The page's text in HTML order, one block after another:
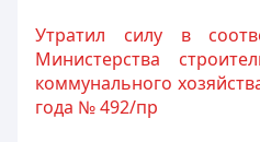
Утратил силу в
Министерства
коммунального
года № 492/пр